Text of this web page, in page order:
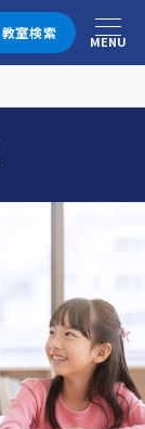
教室検索
メニュー
MENU